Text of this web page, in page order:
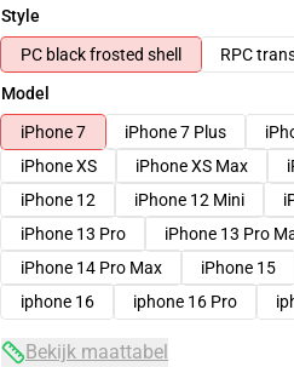
Style
PC black frosted shell
RPC
Model
iPhone 7
iPhone 7 Plus
iPhone XS
iPhone XS Max
iPhone 12
iPhone 12 Mini
iPhone 13 Pro
iPhone 13 Pro
iPhone 14 Pro Max
iPhone 15
iphone 16
iphone 16 Pro
Bekijk maattabel